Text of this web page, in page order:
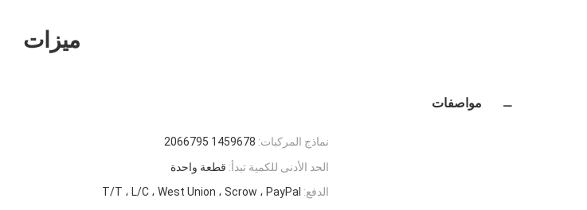
ميزات
مواصفات
نماذج المركبات: 1459678 2066795
الحد الأدنى للكمية تبدأ: قطعة واحدة
الدفع: T/T ، L/C ، West Union ، Scrow ، PayPal